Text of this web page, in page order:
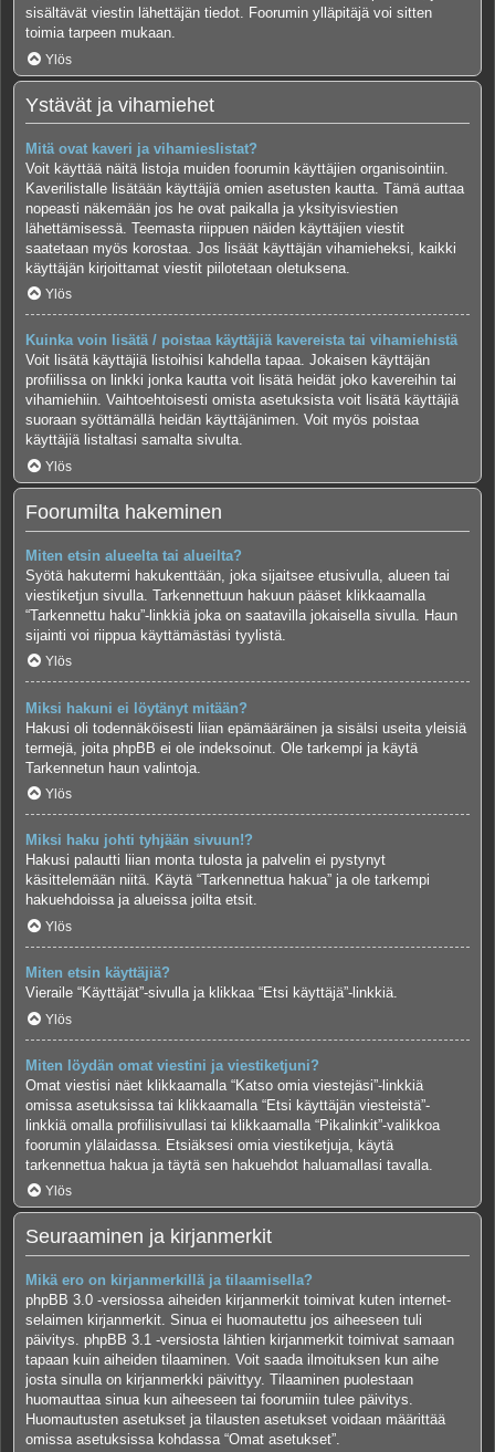
sisältävät viestin lähettäjän tiedot. Foorumin ylläpitäjä voi sitten
toimia tarpeen mukaan.
Ylös
Ystävät ja vihamiehet
Mitä ovat kaveri ja vihamieslistat?
Voit käyttää näitä listoja muiden foorumin käyttäjien organisointiin.
Kaverilistalle lisätään käyttäjiä omien asetusten kautta. Tämä auttaa
nopeasti näkemään jos he ovat paikalla ja yksityisviestien
lähettämisessä. Teemasta riippuen näiden käyttäjien viestit
saatetaan myös korostaa. Jos lisäät käyttäjän vihamieheksi, kaikki
käyttäjän kirjoittamat viestit piilotetaan oletuksena.
Ylös
Kuinka voin lisätä / poistaa käyttäjiä kavereista tai vihamiehistä
Voit lisätä käyttäjiä listoihisi kahdella tapaa. Jokaisen käyttäjän
profiilissa on linkki jonka kautta voit lisätä heidät joko kavereihin tai
vihamiehiin. Vaihtoehtoisesti omista asetuksista voit lisätä käyttäjiä
suoraan syöttämällä heidän käyttäjänimen. Voit myös poistaa
käyttäjiä listaltasi samalta sivulta.
Ylös
Foorumilta hakeminen
Miten etsin alueelta tai alueilta?
Syötä hakutermi hakukenttään, joka sijaitsee etusivulla, alueen tai
viestiketjun sivulla. Tarkennettuun hakuun pääset klikkaamalla
“Tarkennettu haku”-linkkiä joka on saatavilla jokaisella sivulla. Haun
sijainti voi riippua käyttämästäsi tyylistä.
Ylös
Miksi hakuni ei löytänyt mitään?
Hakusi oli todennäköisesti liian epämääräinen ja sisälsi useita yleisiä
termejä, joita phpBB ei ole indeksoinut. Ole tarkempi ja käytä
Tarkennetun haun valintoja.
Ylös
Miksi haku johti tyhjään sivuun!?
Hakusi palautti liian monta tulosta ja palvelin ei pystynyt
käsittelemään niitä. Käytä “Tarkennettua hakua” ja ole tarkempi
hakuehdoissa ja alueissa joilta etsit.
Ylös
Miten etsin käyttäjiä?
Vieraile “Käyttäjät”-sivulla ja klikkaa “Etsi käyttäjä”-linkkiä.
Ylös
Miten löydän omat viestini ja viestiketjuni?
Omat viestisi näet klikkaamalla “Katso omia viestejäsi”-linkkiä
omissa asetuksissa tai klikkaamalla “Etsi käyttäjän viesteistä”-
linkkiä omalla profiilisivullasi tai klikkaamalla “Pikalinkit”-valikkoa
foorumin ylälaidassa. Etsiäksesi omia viestiketjuja, käytä
tarkennettua hakua ja täytä sen hakuehdot haluamallasi tavalla.
Ylös
Seuraaminen ja kirjanmerkit
Mikä ero on kirjanmerkillä ja tilaamisella?
phpBB 3.0 -versiossa aiheiden kirjanmerkit toimivat kuten internet-
selaimen kirjanmerkit. Sinua ei huomautettu jos aiheeseen tuli
päivitys. phpBB 3.1 -versiosta lähtien kirjanmerkit toimivat samaan
tapaan kuin aiheiden tilaaminen. Voit saada ilmoituksen kun aihe
josta sinulla on kirjanmerkki päivittyy. Tilaaminen puolestaan
huomauttaa sinua kun aiheeseen tai foorumiin tulee päivitys.
Huomautusten asetukset ja tilausten asetukset voidaan määrittää
omissa asetuksissa kohdassa “Omat asetukset”.